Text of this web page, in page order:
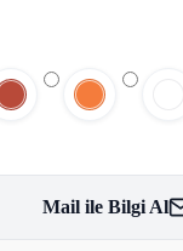
Mail ile Bilgi Al